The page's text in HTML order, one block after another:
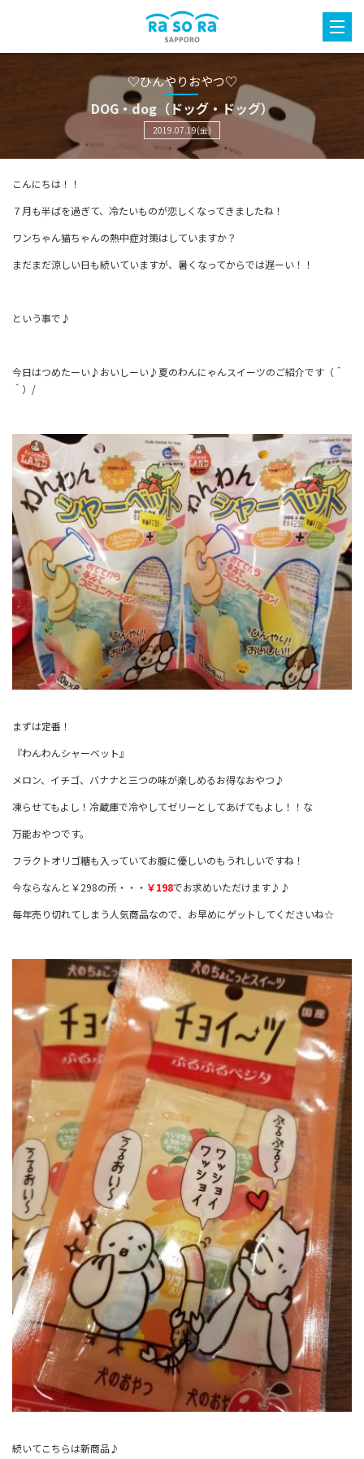
♡ひんやりおやつ♡
DOG・dog（ドッグ・ドッグ）
2019.07.19(金)
こんにちは！！
７月も半ばを過ぎて、冷たいものが恋しくなってきましたね！
ワンちゃん猫ちゃんの熱中症対策はしていますか？
まだまだ涼しい日も続いていますが、暑くなってからでは遅ーい！！
という事で♪
今日はつめたーい♪おいしーい♪夏のわんにゃんスイーツのご紹介です（＾
＾）/
まずは定番！
『わんわんシャーベット』
メロン、イチゴ、バナナと三つの味が楽しめるお得なおやつ♪
凍らせてもよし！冷蔵庫で冷やしてゼリーとしてあげてもよし！！な
万能おやつです。
フラクトオリゴ糖も入っていてお腹に優しいのもうれしいですね！
今ならなんと￥298の所・・・ ￥198でお求めいただけます♪♪
毎年売り切れてしまう人気商品なので、お早めにゲットしてくださいね☆
続いてこちらは新商品♪